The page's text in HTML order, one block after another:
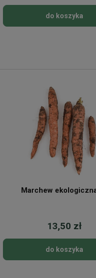
do koszyka
Marchew
13,50 zł
do koszyka